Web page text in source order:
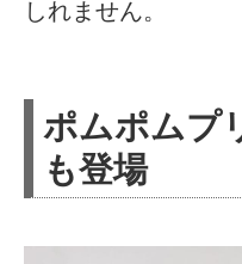
しれません。
ポムポムプ
も登場